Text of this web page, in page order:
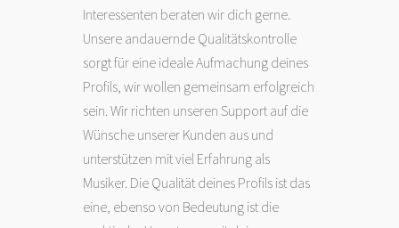
Interessenten beraten wir dich gerne.
Unsere andauernde Qualitätskontrolle
sorgt für eine ideale Aufmachung deines
Profils, wir wollen gemeinsam erfolgreich
sein. Wir richten unseren Support auf die
Wünsche unserer Kunden aus und
unterstützen mit viel Erfahrung als
Musiker. Die Qualität deines Profils ist das
eine, ebenso von Bedeutung ist die